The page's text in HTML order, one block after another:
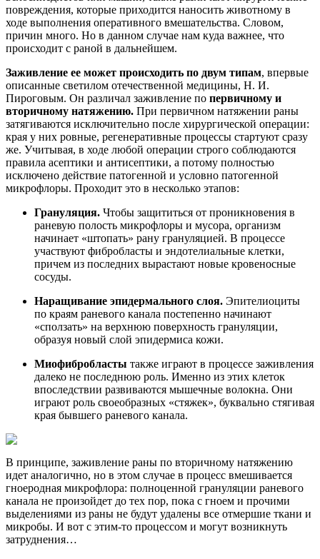
повреждения, которые приходится наносить животному в
ходе выполнения оперативного вмешательства. Словом,
причин много. Но в данном случае нам куда важнее, что
происходит с раной в дальнейшем.
Заживление ее может происходить по двум типам, впервые
описанные светилом отечественной медицины, Н. И.
Пироговым. Он различал заживление по первичному и
вторичному натяжению. При первичном натяжении раны
затягиваются исключительно после хирургической операции:
края у них ровные, регенеративные процессы стартуют сразу
же. Учитывая, в ходе любой операции строго соблюдаются
правила асептики и антисептики, а потому полностью
исключено действие патогенной и условно патогенной
микрофлоры. Проходит это в несколько этапов:
Грануляция. Чтобы защититься от проникновения в
раневую полость микрофлоры и мусора, организм
начинает «штопать» рану грануляцией. В процессе
участвуют фибробласты и эндотелиальные клетки,
причем из последних вырастают новые кровеносные
сосуды.
Наращивание эпидермального слоя. Эпителиоциты
по краям раневого канала постепенно начинают
«сползать» на верхнюю поверхность грануляции,
образуя новый слой эпидермиса кожи.
Миофибробласты также играют в процессе заживления
далеко не последнюю роль. Именно из этих клеток
впоследствии развиваются мышечные волокна. Они
играют роль своеобразных «стяжек», буквально стягивая
края бывшего раневого канала.
В принципе, заживление раны по вторичному натяжению
идет аналогично, но в этом случае в процесс вмешивается
гноеродная микрофлора: полноценной грануляции раневого
канала не произойдет до тех пор, пока с гноем и прочими
выделениями из раны не будут удалены все отмершие ткани и
микробы. И вот с этим-то процессом и могут возникнуть
затруднения…